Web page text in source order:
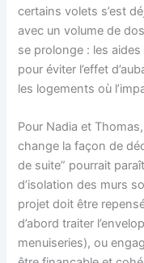
certains volets s’est
avec un volume de
se prolonge : les
pour éviter l’effet
les logements où
Pour Nadia et
change la façon de
de suite” pourrait
d’isolation des murs
projet doit être
d’abord traiter
menuiseries), ou